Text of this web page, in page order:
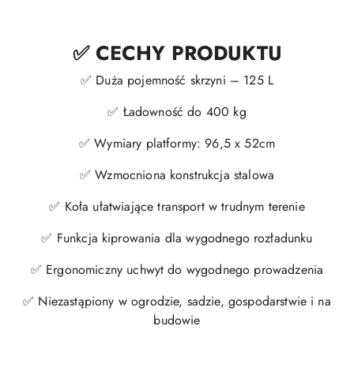
✅ CECHY PRODUKTU
✅ Duża pojemność skrzyni – 125 L
✅ Ładowność do 400 kg
✅ Wymiary platformy: 96,5 x 52cm
✅ Wzmocniona konstrukcja stalowa
✅ Koła ułatwiające transport w trudnym terenie
✅ Funkcja kiprowania dla wygodnego rozładunku
✅ Ergonomiczny uchwyt do wygodnego prowadzenia
✅ Niezastąpiony w ogrodzie, sadzie, gospodarstwie i na
budowie